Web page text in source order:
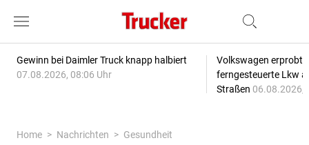
Gewinn bei Daimler Truck knapp halbiert
07.08.2026, 08:06 Uhr
Volkswagen erprobt
ferngesteuerte Lkw
Straßen 06.08.2026,
Home Nachrichten
Gesundheit